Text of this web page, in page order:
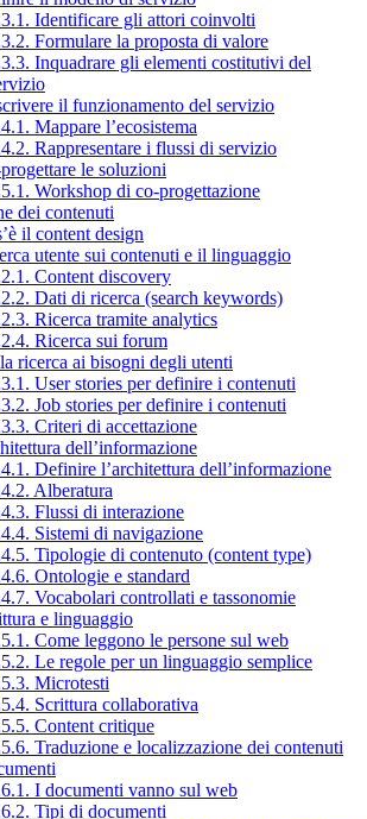
Identificare gli attori coinvolti
Formulare la proposta di valore
Inquadrare gli elementi costitutivi del
il funzionamento del servizio
Mappare l’ecosistema
Rappresentare i flussi di servizio
le soluzioni
Workshop di co-progettazione
dei contenuti
il content design
utente sui contenuti e il linguaggio
Content discovery
Dati di ricerca (search keywords)
Ricerca tramite analytics
Ricerca sui forum
ricerca ai bisogni degli utenti
User stories per definire i contenuti
Job stories per definire i contenuti
Criteri di accettazione
dell’informazione
Definire l’architettura dell’informazione
Alberatura
Flussi di interazione
Sistemi di navigazione
Tipologie di contenuto (content type)
Ontologie e standard
Vocabolari controllati e tassonomie
e linguaggio
Come leggono le persone sul web
Le regole per un linguaggio semplice
Microtesti
Scrittura collaborativa
Content critique
Traduzione e localizzazione dei contenuti
I documenti vanno sul web
Tipi di documenti